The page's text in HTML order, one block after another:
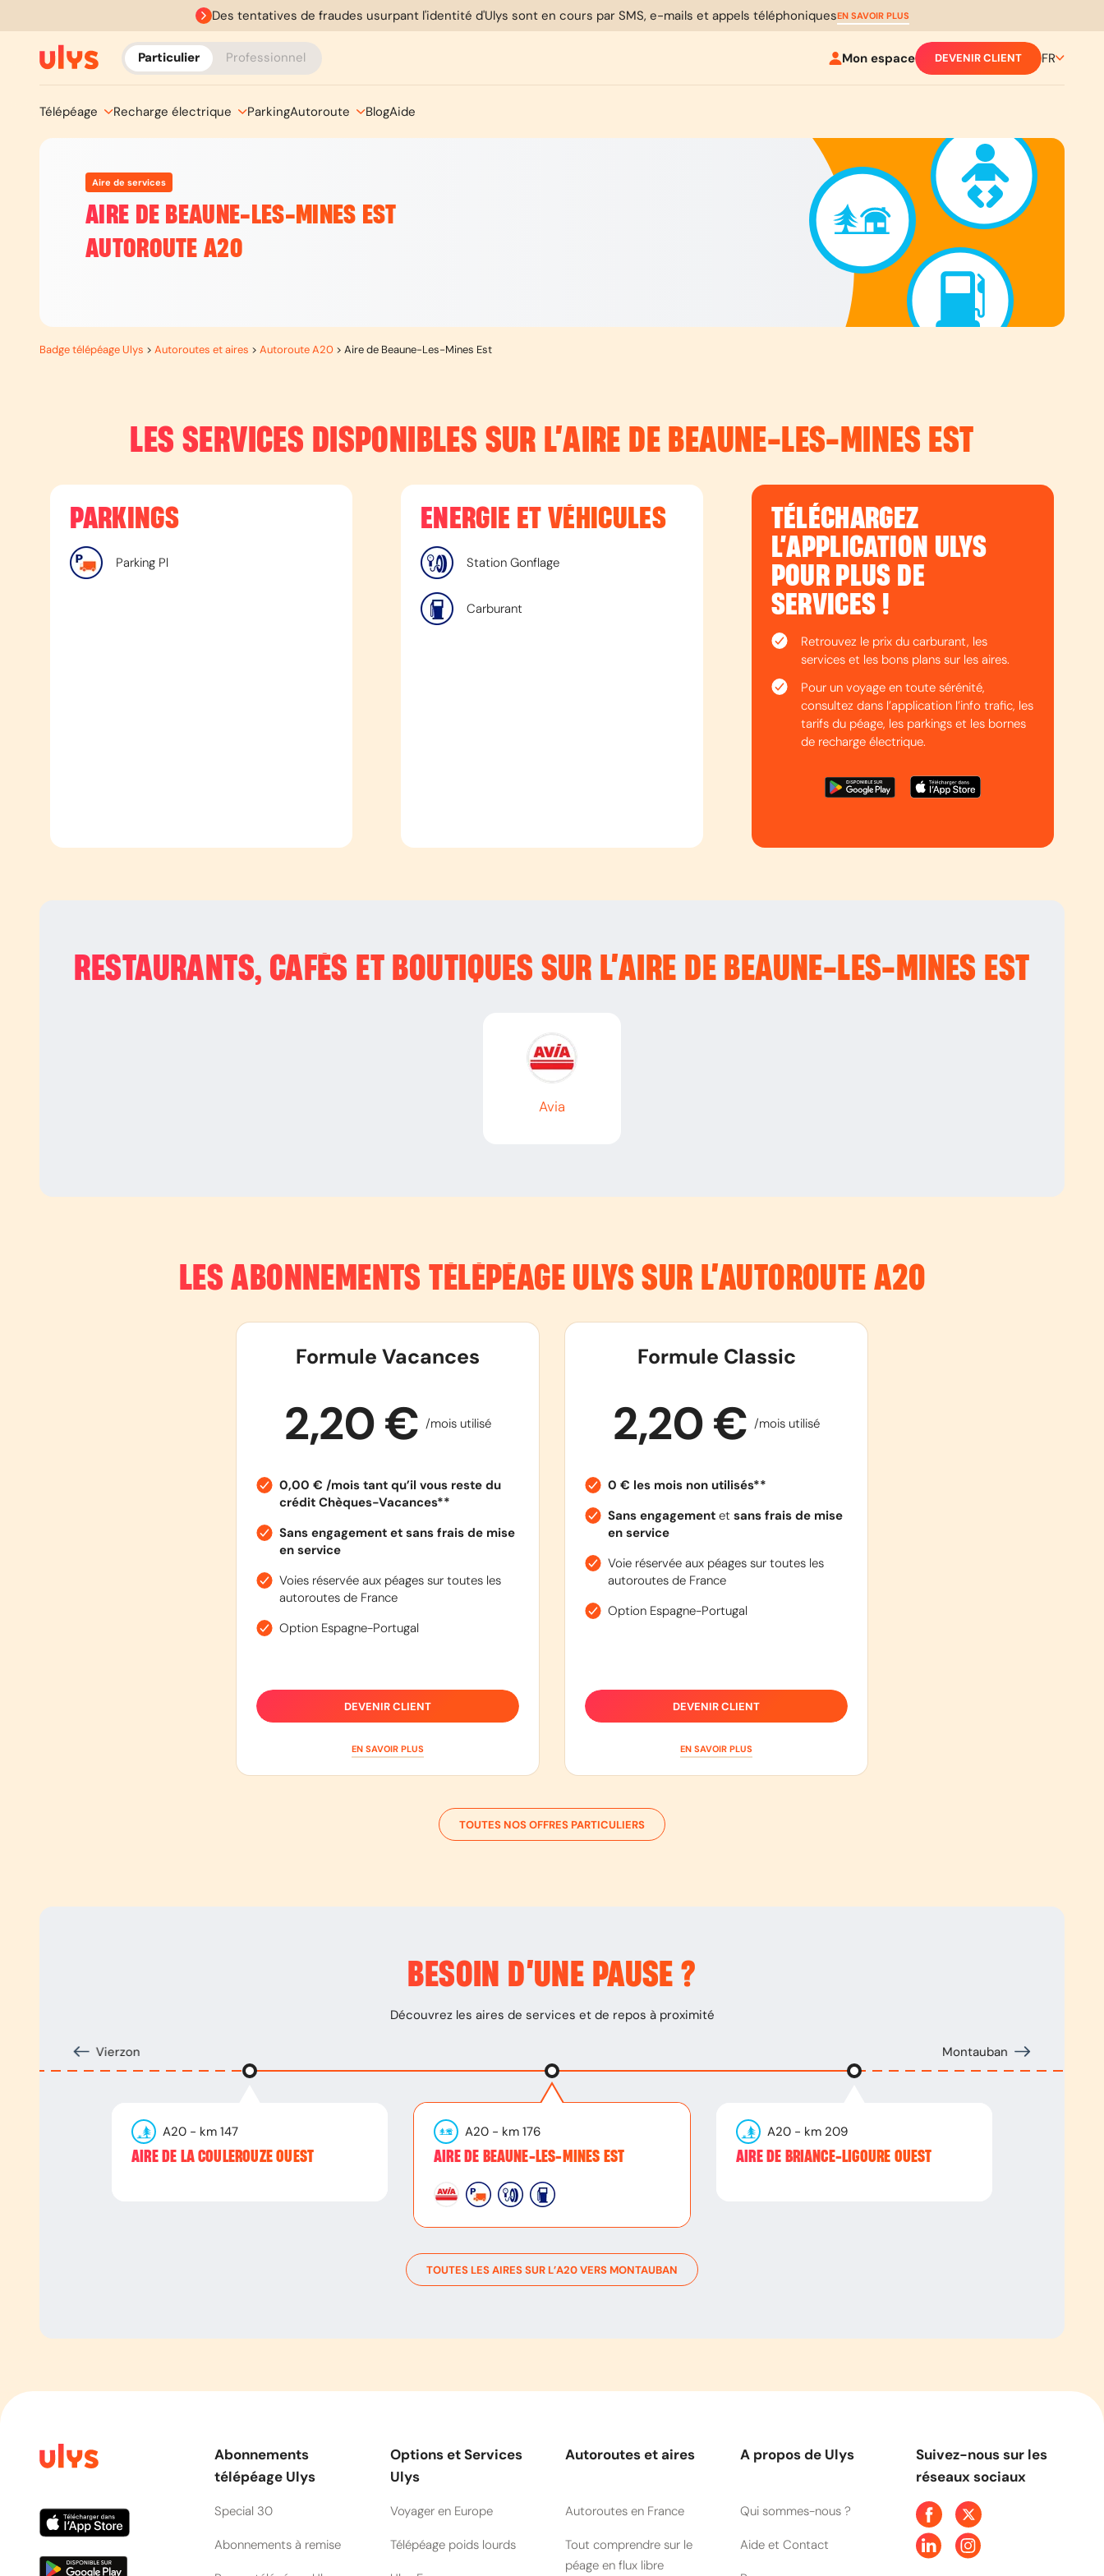
Des tentatives de fraudes usurpant l'identité d'Ulys sont en cours par SMS, e-mails et appels téléphoniquesEN SAVOIR PLUS
Particulier Professionnel Mon espace DEVENIR CLIENT FR
Télépéage Recharge électrique ParkingAutoroute BlogAide
Aire de services
AIRE DE BEAUNE-LES-MINES EST
AUTOROUTE A20
Badge télépéage Ulys > Autoroutes et aires > Autoroute A20 > Aire de Beaune-Les-Mines Est
LES SERVICES DISPONIBLES SUR L’AIRE DE BEAUNE-LES-MINES EST
PARKINGS
Parking Pl
ENERGIE ET VÉHICULES
Station Gonflage
Carburant
TÉLÉCHARGEZ
L’APPLICATION ULYS
POUR PLUS DE
SERVICES !
Retrouvez le prix du carburant, les
services et les bons plans sur les aires.
Pour un voyage en toute sérénité,
consultez dans l’application l’info trafic, les
tarifs du péage, les parkings et les bornes
de recharge électrique.
RESTAURANTS, CAFÉS ET BOUTIQUES SUR L’AIRE DE BEAUNE-LES-MINES EST
Avia
LES ABONNEMENTS TÉLÉPÉAGE ULYS SUR L’AUTOROUTEA20
Formule Vacances
2,20 € /mois utilisé
0,00 € /mois tant qu’il vous reste du
crédit Chèques-Vacances**
Sans engagement et sans frais de mise
en service
Voies réservée aux péages sur toutes les
autoroutes de France
Option Espagne-Portugal
DEVENIR CLIENT
EN SAVOIR PLUS
Formule Classic
2,20 € /mois utilisé
0 € les mois non utilisés**
Sans engagementet sans frais de mise
en service
Voie réservée aux péages sur toutes les
autoroutes de France
Option Espagne-Portugal
DEVENIR CLIENT
EN SAVOIR PLUS
TOUTES NOS OFFRES PARTICULIERS
BESOIN D’UNE PAUSE ?
Découvrez les aires de services et de repos à proximité
Vierzon Montauban
A20 - km 147
AIRE DE LA COULEROUZE OUEST
A20 - km 176
AIRE DE BEAUNE-LES-MINES EST
A20 - km 209
AIRE DE BRIANCE-LIGOURE OUEST
TOUTES LES AIRES SUR L’A20VERS MONTAUBAN
Abonnements
télépéage Ulys
Special 30
Abonnements à remise
Options et Services
Ulys
Voyager en Europe
Télépéage poids lourds
Autoroutes et aires
Autoroutes en France
Tout comprendre sur le
péage en flux libre
A propos de Ulys
Qui sommes-nous ?
Aide et Contact
Suivez-nous sur les
réseaux sociaux